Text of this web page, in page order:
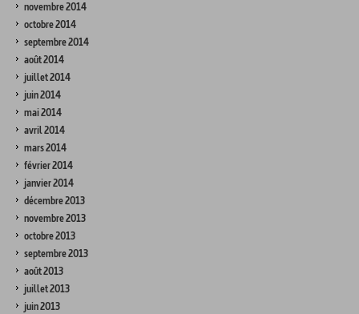
novembre 2014
octobre 2014
septembre 2014
août 2014
juillet 2014
juin 2014
mai 2014
avril 2014
mars 2014
février 2014
janvier 2014
décembre 2013
novembre 2013
octobre 2013
septembre 2013
août 2013
juillet 2013
juin 2013